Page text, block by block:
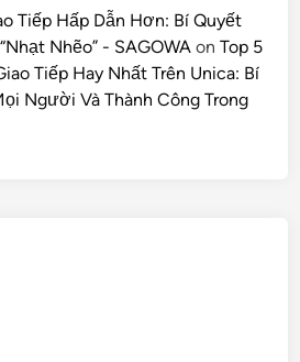
Tiếp Hấp Dẫn Hơn: Bí Quyết
Nhẽo” - SAGOWA onTop 5
Tiếp Hay Nhất Trên Unica: Bí
Người Và Thành Công Trong